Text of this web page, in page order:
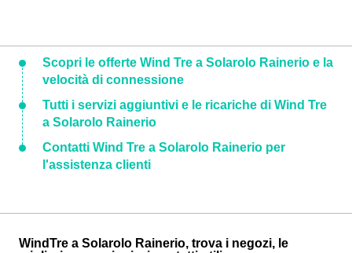
Scopri le offerte Wind Tre a Solarolo Rainerio e la
velocità di connessione
Tutti i servizi aggiuntivi e le ricariche di Wind Tre
a Solarolo Rainerio
Contatti Wind Tre a Solarolo Rainerio per
l'assistenza clienti
WindTre a Solarolo Rainerio, trova i negozi, le